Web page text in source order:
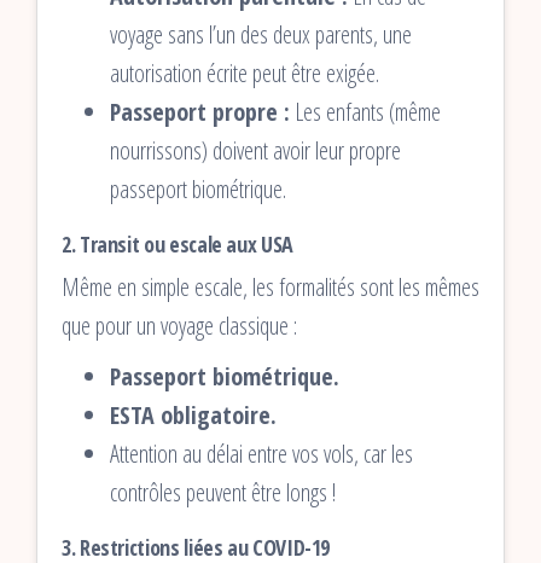
voyage sans l’un des deux parents, une
autorisation écrite peut être exigée.
Passeport propre : Les enfants (même
nourrissons) doivent avoir leur propre
passeport biométrique.
2. Transit ou escale aux USA
Même en simple escale, les formalités sont les mêmes
que pour un voyage classique :
Passeport biométrique.
ESTA obligatoire.
Attention au délai entre vos vols, car les
contrôles peuvent être longs !
3. Restrictions liées au COVID-19